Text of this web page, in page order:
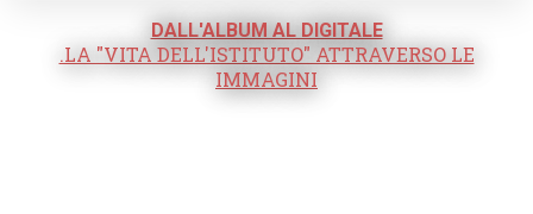
DALL'ALBUM AL DIGITALE
.LA "VITA DELL'ISTITUTO" ATTRAVERSO LE
IMMAGINI